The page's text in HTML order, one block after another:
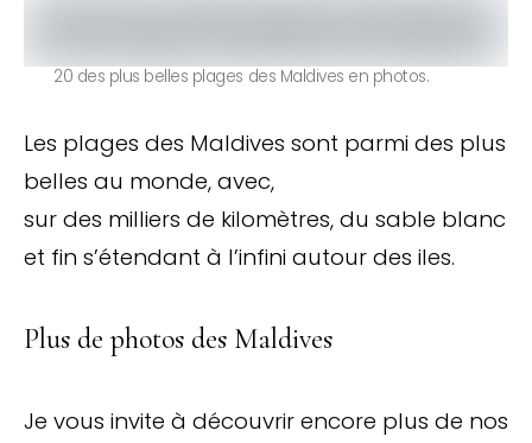
20 des plus belles plages des Maldives en photos.
Les plages des Maldives sont parmi des plus
belles au monde, avec,
sur des milliers de kilomètres, du sable blanc
et fin s’étendant à l’infini autour des iles.
Plus de photos des Maldives
Je vous invite à découvrir encore plus de nos